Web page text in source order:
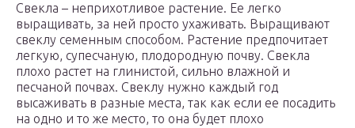
Свекла – неприхотливое растение. Ее легко
выращивать, за ней просто ухаживать. Выращивают
свеклу семенным способом. Растение предпочитает
легкую, супесчаную, плодородную почву. Свекла
плохо растет на глинистой, сильно влажной и
песчаной почвах. Свеклу нужно каждый год
высаживать в разные места, так как если ее посадить
на одно и то же место, то она будет плохо